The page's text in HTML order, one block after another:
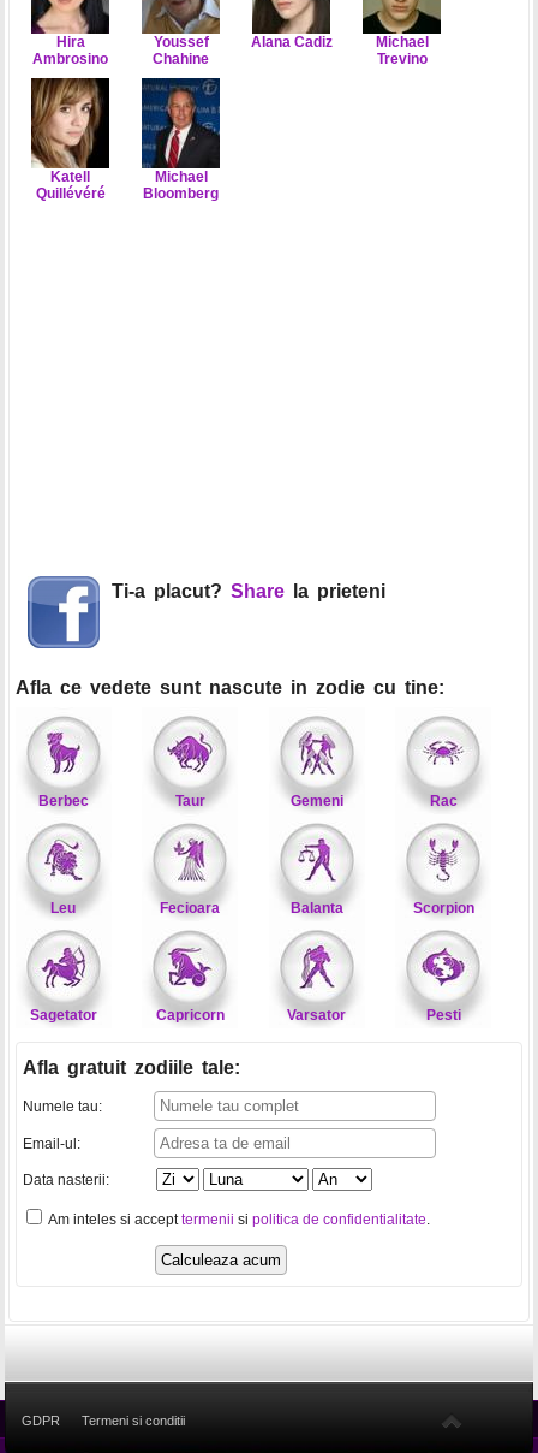
Hira
Ambrosino
Youssef
Chahine
Alana Cadiz
Michael
Trevino
Katell
Quillévéré
Michael
Bloomberg
Ti-a placut? Share la prieteni
Afla ce vedete sunt nascute in zodie cu tine:
Berbec Taur Gemeni Rac
Leu Fecioara Balanta Scorpion
Sagetator Capricorn Varsator Pesti
Afla gratuit zodiile tale:
Numele tau:
Email-ul:
Data nasterii:
Am inteles si accepttermenii si politica de confidentialitate.
GDPR Termeni si conditii